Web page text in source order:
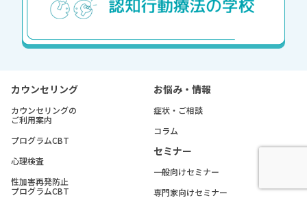
カウンセリング
カウンセリングの
ご利用案内
プログラムCBT
心理検査
性加害再発防止
プログラムCBT
お悩み・情報
症状・ご相談
コラム
セミナー
一般向けセミナー
専門家向けセミナー